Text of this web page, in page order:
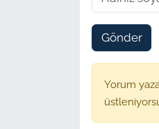
Gönder
Yorum